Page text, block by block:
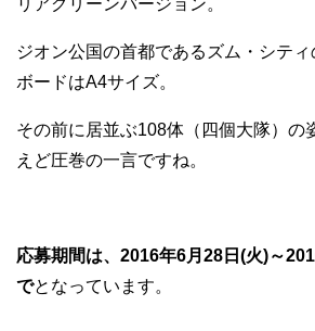
ジオン公国の首都であるズム・シテ
ボードはA4サイズ。
その前に居並ぶ108体（四個大隊）の
えど圧巻の一言ですね。
応募期間は、2016年6月28日(火)～
でとなっています。